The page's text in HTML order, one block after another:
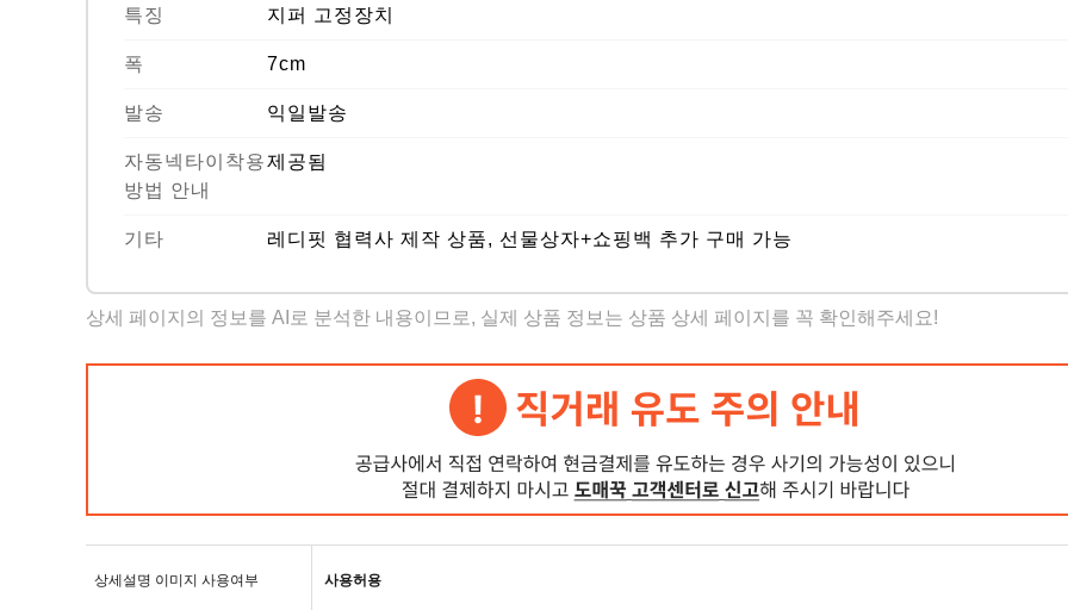
특징 지퍼 고정장치
폭 7cm
발송 익일발송
자동넥타이착용
방법 안내
제공됨
기타 레디핏 협력사 제작 상품, 선물상자+쇼핑백 추가 구매 가능
상세 페이지의 정보를 AI로 분석한 내용이므로, 실제 상품 정보는 상품 상세 페이지를 꼭 확인해주세요!
상세설명 이미지 사용여부 사용허용